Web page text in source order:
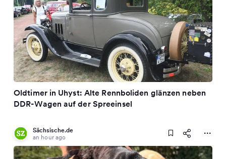
Oldtimer in Uhyst: Alte Rennboliden glänzen neben
DDR-Wagen auf der Spreeinsel
Sächsische.de
an hour ago